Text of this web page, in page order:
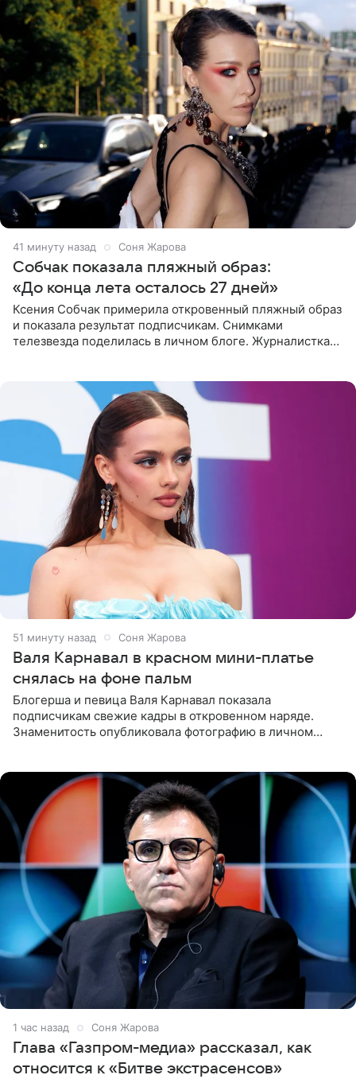
41 минуту назад Соня Жарова
Собчак показала пляжный образ:
«До конца лета осталось 27 дней»
Ксения Собчак примерила откровенный пляжный образ
и показала результат подписчикам. Снимками
телезвезда поделилась в личном блоге. Журналистка
51 минуту назад Соня Жарова
Валя Карнавал в красном мини-платье
снялась на фоне пальм
Блогерша и певица Валя Карнавал показала
подписчикам свежие кадры в откровенном наряде.
Знаменитость опубликовала фотографию в личном
1 час назад Соня Жарова
Глава «Газпром-медиа» рассказал, как
относится к «Битве экстрасенсов»